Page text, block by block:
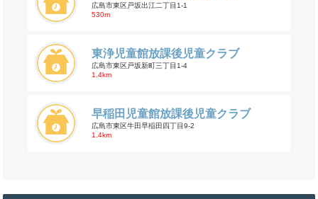
広島市東区戸坂出江二丁目1-1
530m
東浄児童館放課後児童クラブ
広島市東区戸坂新町三丁目1-4
1.4km
早稲田児童館放課後児童クラブ
広島市東区牛田早稲田四丁目9-2
1.4km